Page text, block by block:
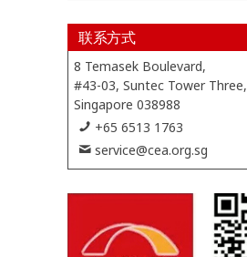
联系方式
8 Temasek Boulevard,
#43-03, Suntec Tower Three,
Singapore 038988
+65 6513 1763
service@cea.org.sg